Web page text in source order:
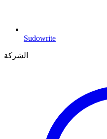
Sudowrite
الشركة